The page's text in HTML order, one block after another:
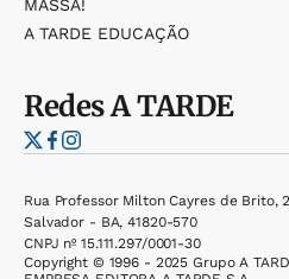
MASSA!
A TARDE EDUCAÇÃO
RedesA TARDE
Rua Professor Milton Cayres de Brito,
Salvador - BA, 41820-570
CNPJ nº 15.111.297/0001-30
Copyright © 1996 - 2025 Grupo A